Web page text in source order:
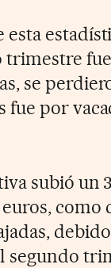
trimestre
se
fue por
subió un
como
debido
segundo